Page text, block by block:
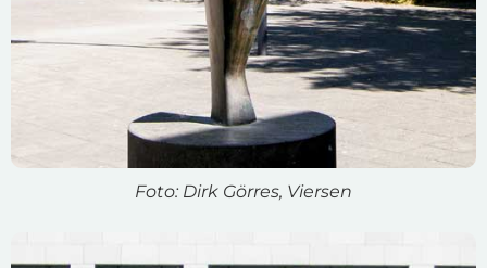
Foto: Dirk Görres, Viersen